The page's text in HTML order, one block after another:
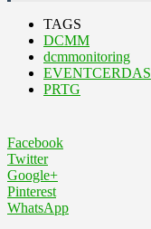
TAGS
DCMM
dcmmonitoring
EVENTCERDAS
PRTG
Facebook
Twitter
Google+
Pinterest
WhatsApp